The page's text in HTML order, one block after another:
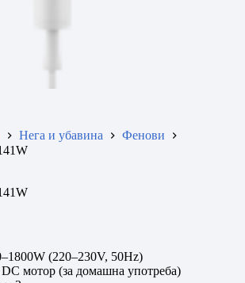
Нега и убавина
Фенови
(220–230V, 50Hz)
мотор (за домашна употреба)